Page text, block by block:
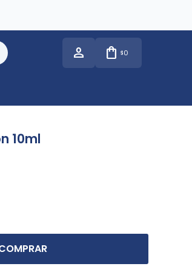
$0
10ml